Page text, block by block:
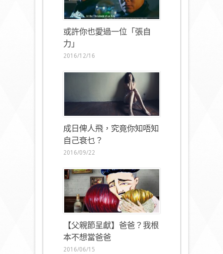
或許你也愛過一位「張自
力」
2016/12/16
成日俾人飛，究竟你知唔知
自己衰乜？
2016/09/22
【父親節呈獻】爸爸？我根
本不想當爸爸
2016/06/15